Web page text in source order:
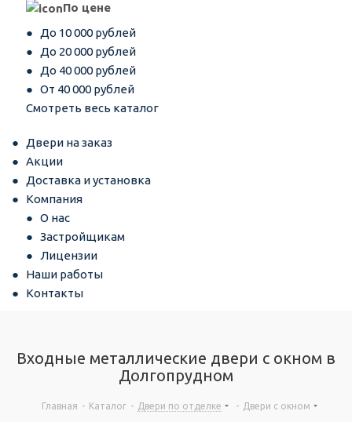
По цене
До 10 000 рублей
До 20 000 рублей
До 40 000 рублей
От 40 000 рублей
Смотреть весь каталог
Двери на заказ
Акции
Доставка и установка
Компания
О нас
Застройщикам
Лицензии
Наши работы
Контакты
Входные металлические двери с окном в
Долгопрудном
Главная - Каталог - Двери по отделке - Двери с окном